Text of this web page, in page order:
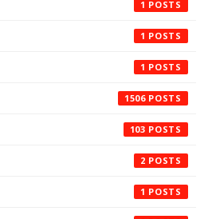
1
1
1
1506
103
2
1